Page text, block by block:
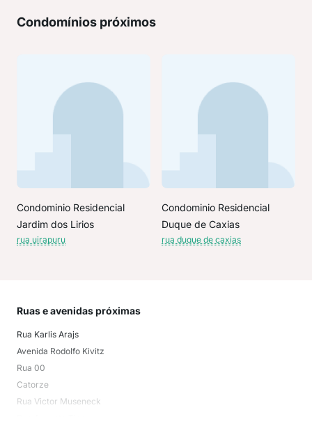
Condomínios próximos
Condominio Residencial
Jardim dos Lirios
rua uirapuru
Condominio Residencial
Duque de Caxias
rua duque de caxias
Ruas e avenidas próximas
Rua Karlis Arajs
Avenida Rodolfo Kivitz
Rua 00
Catorze
Rua Victor Museneck